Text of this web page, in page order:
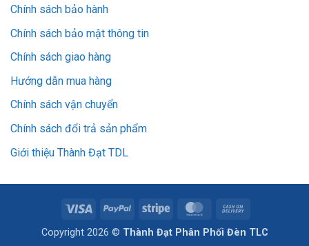
Chính sách bảo hành
Chính sách bảo mật thông tin
Chính sách giao hàng
Hướng dẫn mua hàng
Chính sách vận chuyển
Chính sách đổi trả sản phẩm
Giới thiệu Thành Đạt TDL
Visa PayPal Stripe MasterCard
Delivery
Copyright 2026 © Thành Đạt Phân Phối Đèn TLC